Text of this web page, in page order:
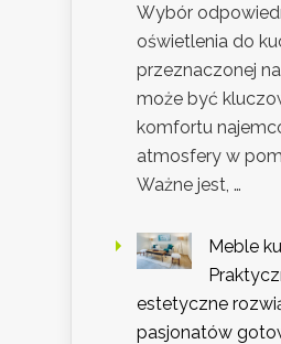
Wybór
oświetlenia do
przeznaczonej
może być
komfortu
atmosfery w
Ważne jest, …
Meble
estetyczne
pasjonatów